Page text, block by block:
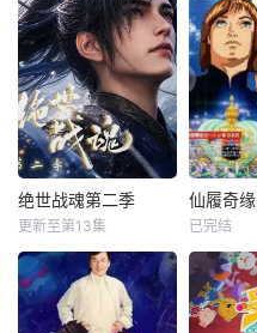
绝世战魂第二季
更新至第13集
仙履奇缘
已完结